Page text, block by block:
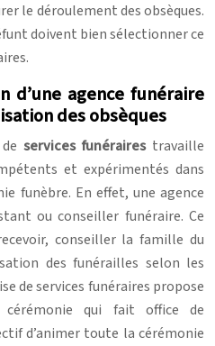
le déroulement des obsèques.
doivent bien sélectionner ce
d’une agence funéraire
des obsèques
services funérairestravaille
et expérimentés dans
funèbre. En effet, une agence
ou conseiller funéraire. Ce
conseiller la famille du
des funérailles selon les
de services funéraires propose
qui fait office de
d’animer toute la cérémonie